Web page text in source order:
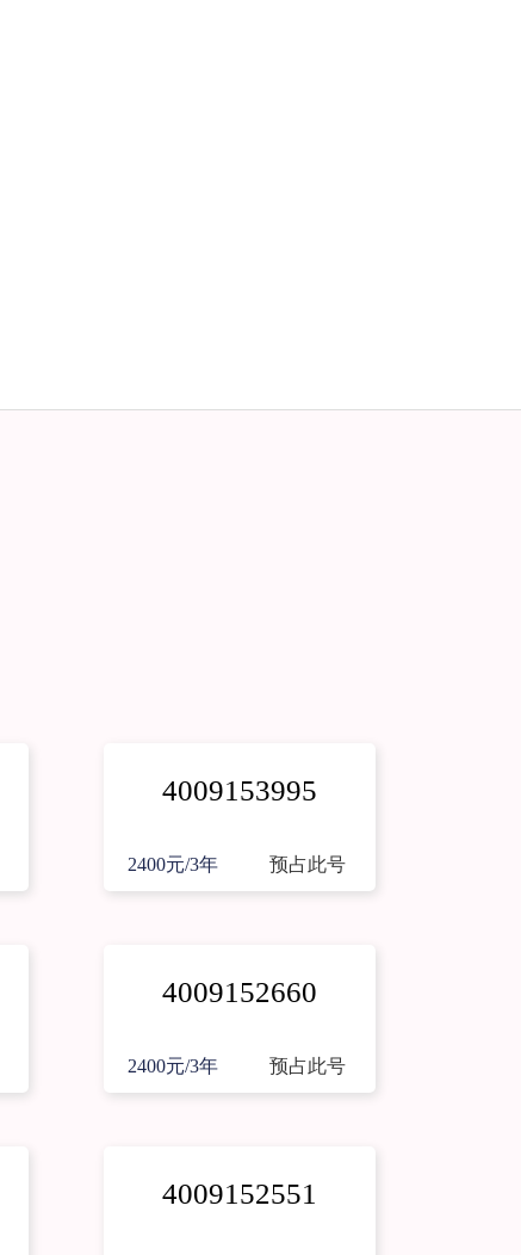
4009153995
2400元/3年 预占此号
4009152660
2400元/3年 预占此号
4009152551